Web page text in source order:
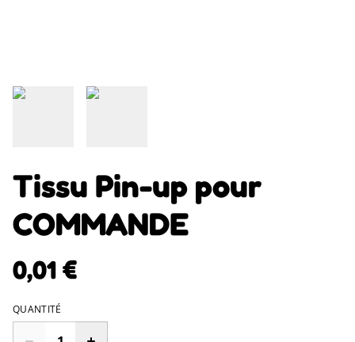
Tissu Pin-up pour
COMMANDE
0,01 €
QUANTITÉ